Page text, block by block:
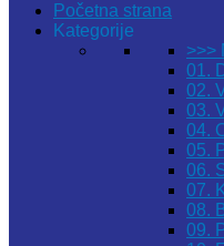
Početna strana
Kategorije
>>>
01.
02.
03.
04.
05.
06.
07.
08.
09.